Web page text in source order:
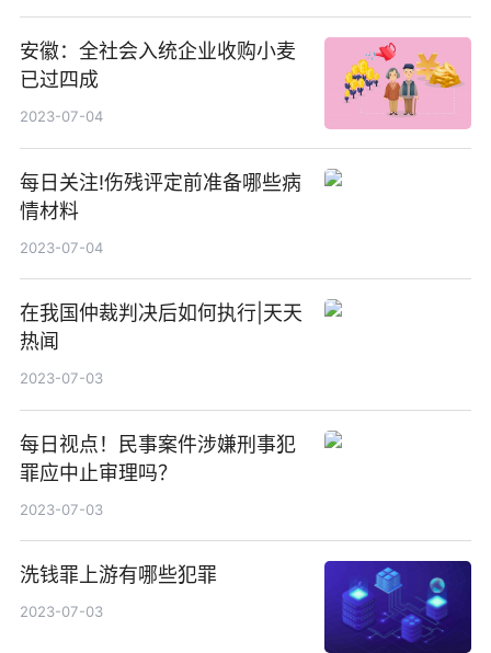
安徽：全社会入统企业收购小麦
已过四成
2023-07-04
每日关注!伤残评定前准备哪些病
情材料
2023-07-04
在我国仲裁判决后如何执行|天天
热闻
2023-07-03
每日视点！民事案件涉嫌刑事犯
罪应中止审理吗？
2023-07-03
洗钱罪上游有哪些犯罪
2023-07-03